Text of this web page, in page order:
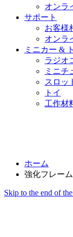
オンラ
サポート
お客様
オンラ
ミニカー &
ラジオ
ミニチ
スロッ
トイ
工作材
ホーム
強化フレー
Skip to the end of